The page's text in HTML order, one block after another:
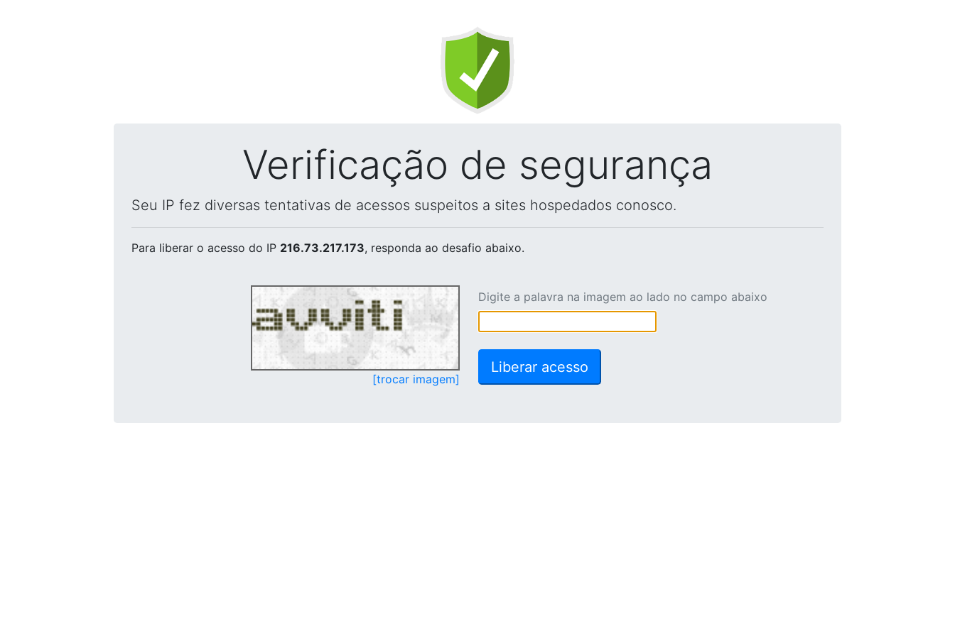
Verificação de segurança
Seu IP fez diversas tentativas de acessos suspeitos a sites hospedados conosco.
Para liberar o acesso do IP 216.73.217.173, responda ao desafio abaixo.
[trocar imagem]
Digite a palavra na imagem ao lado no campo abaixo